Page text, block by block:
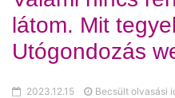
látom. Mit
Utógondozás
2023.12.15
Becsült olvasási